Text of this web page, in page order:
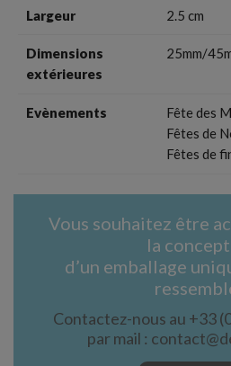
Largeur 2.5 cm
Dimensions
extérieures
25mm/
Evènements
Fête des
Fêtes de
Fêtes de
Vous souhaitez être
la
d’un emballage
Contactez-nous au +33
par mail :